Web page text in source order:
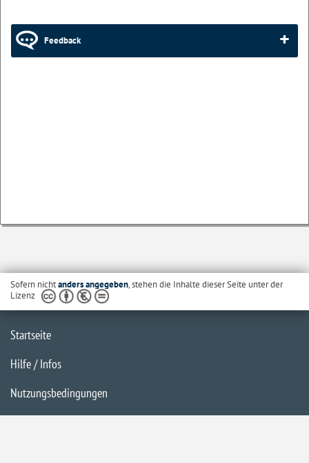
Feedback
Sofern nichtanders angegeben, stehen die Inhalte dieser Seite unter der
Lizenz
Startseite
Hilfe / Infos
Nutzungsbedingungen